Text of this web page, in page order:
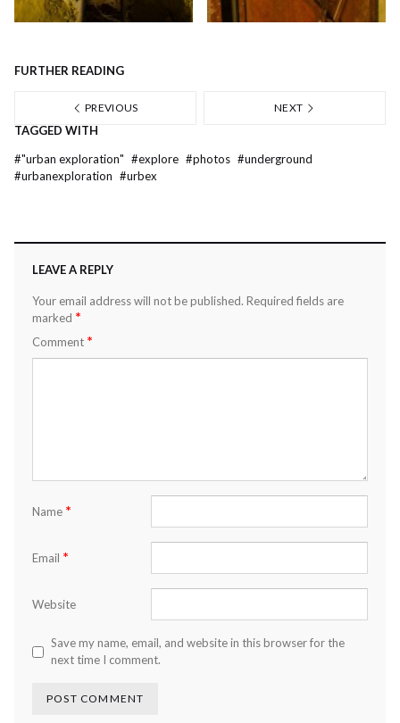
FURTHER READING
PREVIOUS NEXT
TAGGED WITH
#"urban exploration" #explore #photos #underground
#urbanexploration #urbex
LEAVE A REPLY
Your email address will not be published. Required fields are
marked *
Comment *
Name *
Email *
Website
Save my name, email, and website in this browser for the
next time I comment.